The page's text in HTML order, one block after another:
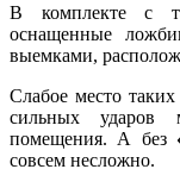
В комплекте с
оснащенные
выемками,
Слабое место
сильных ударов
помещения. А без
совсем несложно.